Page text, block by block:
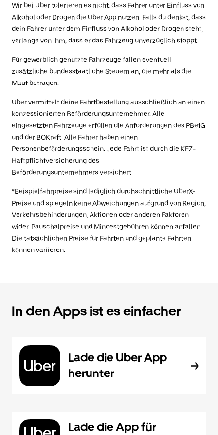
Wir bei Uber tolerieren es nicht, dass Fahrer unter Einfluss von
Alkohol oder Drogen die Uber App nutzen. Falls du denkst, dass
dein Fahrer unter dem Einfluss von Alkohol oder Drogen steht,
verlange von ihm, dass er das Fahrzeug unverzüglich stoppt.
Für gewerblich genutzte Fahrzeuge fallen eventuell
zusätzliche bundesstaatliche Steuern an, die mehr als die
Maut betragen.
Uber vermittelt deine Fahrtbestellung ausschließlich an einen
konzessionierten Beförderungsunternehmer. Alle
eingesetzten Fahrzeuge erfüllen die Anforderungen des PBefG
und der BOKraft. Alle Fahrer haben einen
Personenbeförderungsschein. Jede Fahrt ist durch die KFZ-
Haftpflichtversicherung des
Beförderungsunternehmers versichert.
*Beispielfahrpreise sind lediglich durchschnittliche UberX-
Preise und spiegeln keine Abweichungen aufgrund von Region,
Verkehrsbehinderungen, Aktionen oder anderen Faktoren
wider. Pauschalpreise und Mindestgebühren können anfallen.
Die tatsächlichen Preise für Fahrten und geplante Fahrten
können variieren.
In den Apps ist es einfacher
Lade die Uber App
herunter
Lade die App für